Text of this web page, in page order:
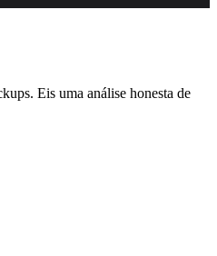
Eis uma análise honesta de